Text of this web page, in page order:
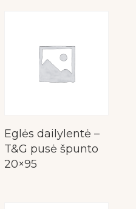
Eglės dailylentė –
T&G pusė špunto
20×95